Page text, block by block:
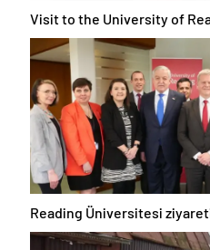
Visit to the University of
Reading Üniversitesi